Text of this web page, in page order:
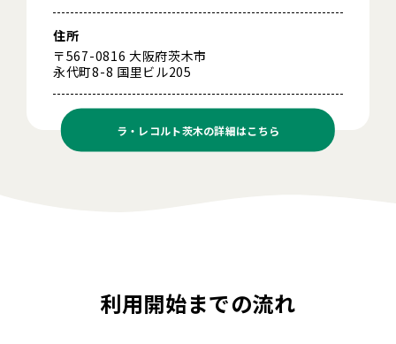
住所
〒567-0816 大阪府茨木市
永代町8-8 国里ビル205
ラ・レコルト茨木の詳細はこちら
利用開始までの流れ